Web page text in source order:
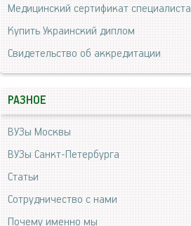
Медицинский сертификат специалиста
Купить Украинский диплом
Свидетельство об аккредитации
РАЗНОЕ
ВУЗы Москвы
ВУЗы Санкт-Петербурга
Статьи
Сотрудничество с нами
Почему именно мы